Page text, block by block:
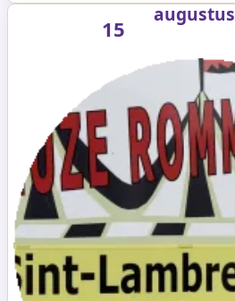
15
augustus